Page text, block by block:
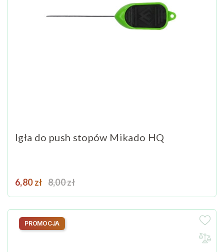
Igła do push stopów Mikado HQ
Cena
6,80 zł Cena podstawowa
8,00 zł
PROMOCJA